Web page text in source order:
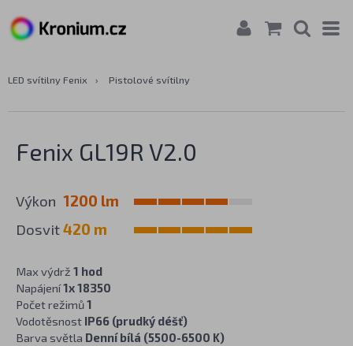
LED svítilny Fenix › Pistolové svítilny
Fenix GL19R V2.0
Výkon 1200 lm
Dosvit420 m
Max výdrž 1 hod
Napájení1x 18350
Počet režimů1
Vodotěsnost IP66 (prudký déšť)
Barva světla Denní bílá (5500-6500 K)